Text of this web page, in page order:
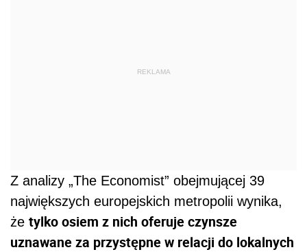
REKLAMA
Z analizy „The Economist” obejmującej 39
największych europejskich metropolii wynika,
że tylko osiem z nich oferuje czynsze
uznawane za przystępne w relacji do lokalnych